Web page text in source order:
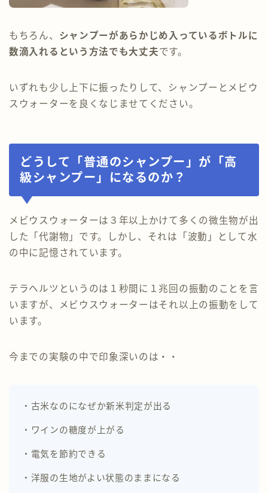
もちろん、 シャンプーがあらかじめ入っているボトルに
数滴入れるという方法でも大丈夫です。
いずれも少し上下に振ったりして、シャンプーとメビウ
スウォーターを良くなじませてください。
どうして「普通のシャンプー」が「高
級シャンプー」になるのか？
メビウスウォーターは３年以上かけて多くの微生物が出
した「代謝物」です。しかし、それは「波動」として水
の中に記憶されています。
テラヘルツというのは１秒間に１兆回の振動のことを言
いますが、メビウスウォーターはそれ以上の振動をして
います。
今までの実験の中で印象深いのは・・
・古米なのになぜか新米判定が出る
・ワインの糖度が上がる
・電気を節約できる
・洋服の生地がよい状態のままになる